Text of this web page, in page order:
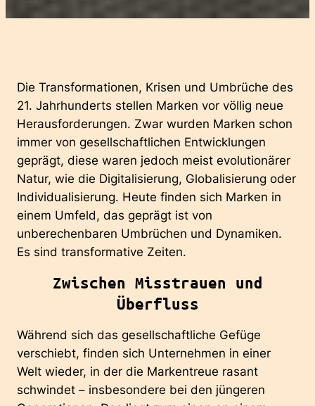
Die Transformationen, Krisen und Umbrüche des
21. Jahrhunderts stellen Marken vor völlig neue
Herausforderungen. Zwar wurden Marken schon
immer von gesellschaftlichen Entwicklungen
geprägt, diese waren jedoch meist evolutionärer
Natur, wie die Digitalisierung, Globalisierung oder
Individualisierung. Heute finden sich Marken in
einem Umfeld, das geprägt ist von
unberechenbaren Umbrüchen und Dynamiken.
Es sind transformative Zeiten.
Zwischen Misstrauen und
Überfluss
Während sich das gesellschaftliche Gefüge
verschiebt, finden sich Unternehmen in einer
Welt wieder, in der die Markentreue rasant
schwindet – insbesondere bei den jüngeren